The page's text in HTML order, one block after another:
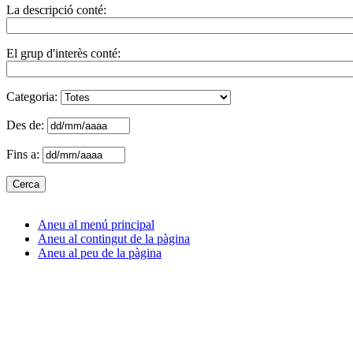
La descripció conté:
El grup d'interès conté:
Categoria:
Des de:
Fins a:
Aneu al menú principal
Aneu al contingut de la pàgina
Aneu al peu de la pàgina